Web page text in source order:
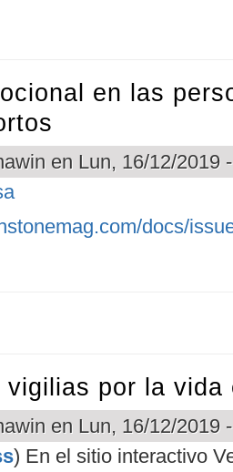
en las
en Lun, 16/12/2019
docs/
vigilias por la vida
en Lun, 16/12/2019
) En el sitio interactivo